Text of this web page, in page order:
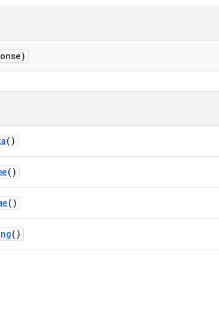
()
()
()
()